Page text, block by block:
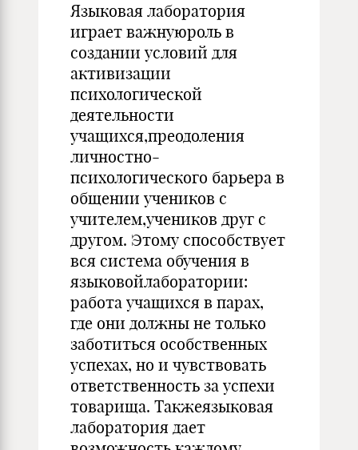
Языковая лаборатория
играет важнуюроль в
создании условий для
активизации
психологической
деятельности
учащихся,преодоления
личностно-
психологического барьера в
общении учеников с
учителем,учеников друг с
другом. Этому способствует
вся система обучения в
языковойлаборатории:
работа учащихся в парах,
где они должны не только
заботиться особственных
успехах, но и чувствовать
ответственность за успехи
товарища. Такжеязыковая
лаборатория дает